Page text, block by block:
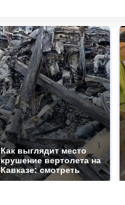
Как выглядит место
крушение вертолета на
Кавказе: смотреть